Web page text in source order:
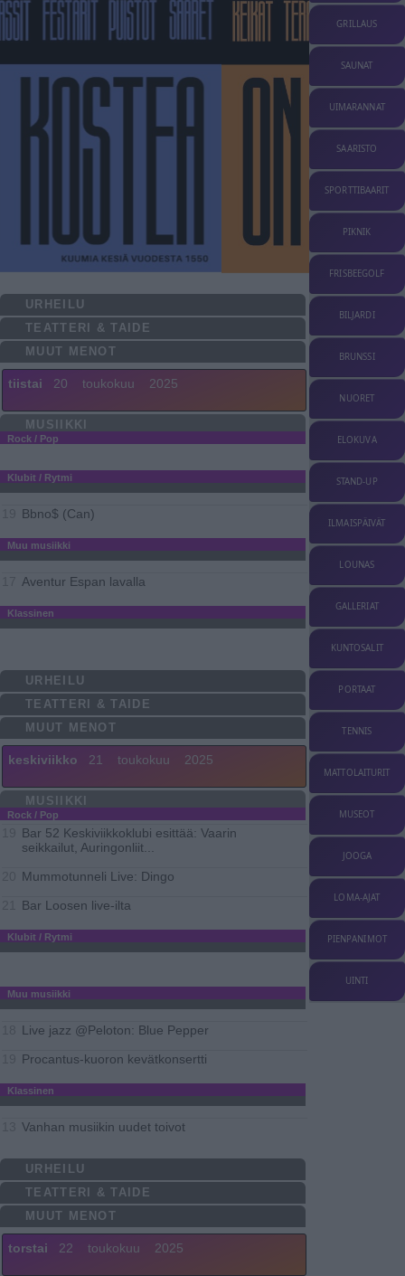
URHEILU
TEATTERI & TAIDE
MUUT MENOT
tiistai 20 toukokuu 2025
MUSIIKKI
Rock / Pop
Klubit / Rytmi
Bbno$ (Can)
Muu musiikki
Aventur Espan lavalla
Klassinen
URHEILU
TEATTERI & TAIDE
MUUT MENOT
keskiviikko 21 toukokuu 2025
MUSIIKKI
Rock / Pop
Bar 52 Keskiviikkoklubi esittää: Vaarin
seikkailut, Auringonliit
Mummotunneli Live: Dingo
Bar Loosen live-ilta
Klubit / Rytmi
Muu musiikki
Live jazz @Peloton: Blue Pepper
Procantus-kuoron kevätkonsertti
Klassinen
Vanhan musiikin uudet toivot
URHEILU
TEATTERI & TAIDE
MUUT MENOT
torstai 22 toukokuu 2025
GRILLAUS
SAUNAT
UIMARANNAT
SAARISTO
SPORTTIBAARIT
PIKNIK
FRISBEEGOLF
BILJARDI
BRUNSSI
NUORET
ELOKUVA
STAND-UP
ILMAISPÄIVÄT
LOUNAS
GALLERIAT
KUNTOSALIT
PORTAAT
TENNIS
MATTOLAITURIT
MUSEOT
JOOGA
LOMA-AJAT
PIENPANIMOT
UINTI